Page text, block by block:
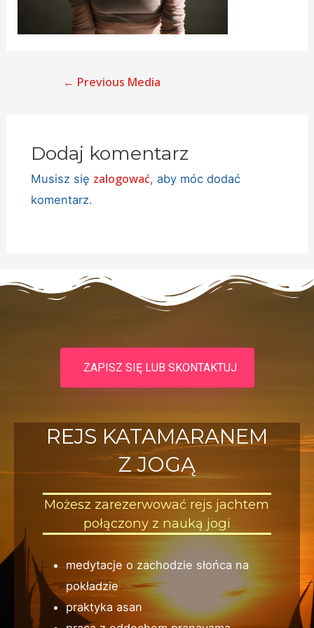
← Previous Media
Dodaj komentarz
Musisz się zalogować, aby móc dodać
komentarz.
REJS KATAMARANEM
Z JOGĄ
Możesz zarezerwować rejs jachtem
połączony z nauką jogi
medytacje o zachodzie słońca na
pokładzie
praktyka asan
ZAPISZ SIĘ LUB SKONTAKTUJ